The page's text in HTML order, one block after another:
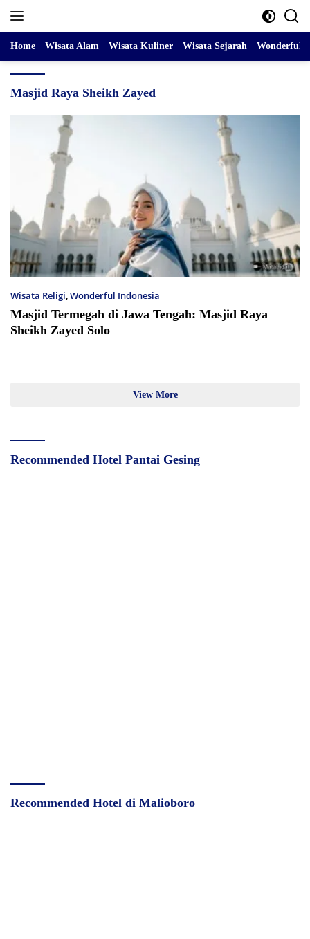
Home Wisata Alam Wisata Kuliner Wisata Sejarah Wonderful
Masjid Raya Sheikh Zayed
Wisata Religi,Wonderful Indonesia
Masjid Termegah di Jawa Tengah: Masjid Raya
Sheikh Zayed Solo
View More
Recommended Hotel Pantai Gesing
Recommended Hotel di Malioboro